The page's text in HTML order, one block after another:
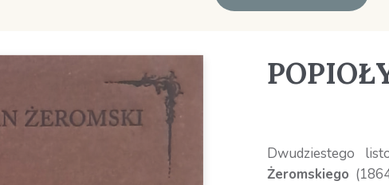
Dwudziestego
Żeromskiego